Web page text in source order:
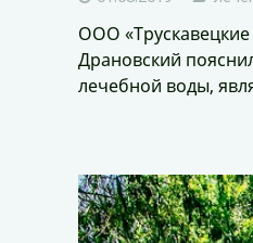
ООО
Драновский
лечебной воды,